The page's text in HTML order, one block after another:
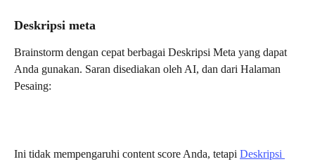
Deskripsi meta
Brainstorm dengan cepat berbagai Deskripsi Meta yang dapat
Anda gunakan. Saran disediakan oleh AI, dan dari Halaman
Pesaing:
Ini tidak mempengaruhi content score Anda, tetapi Deskripsi